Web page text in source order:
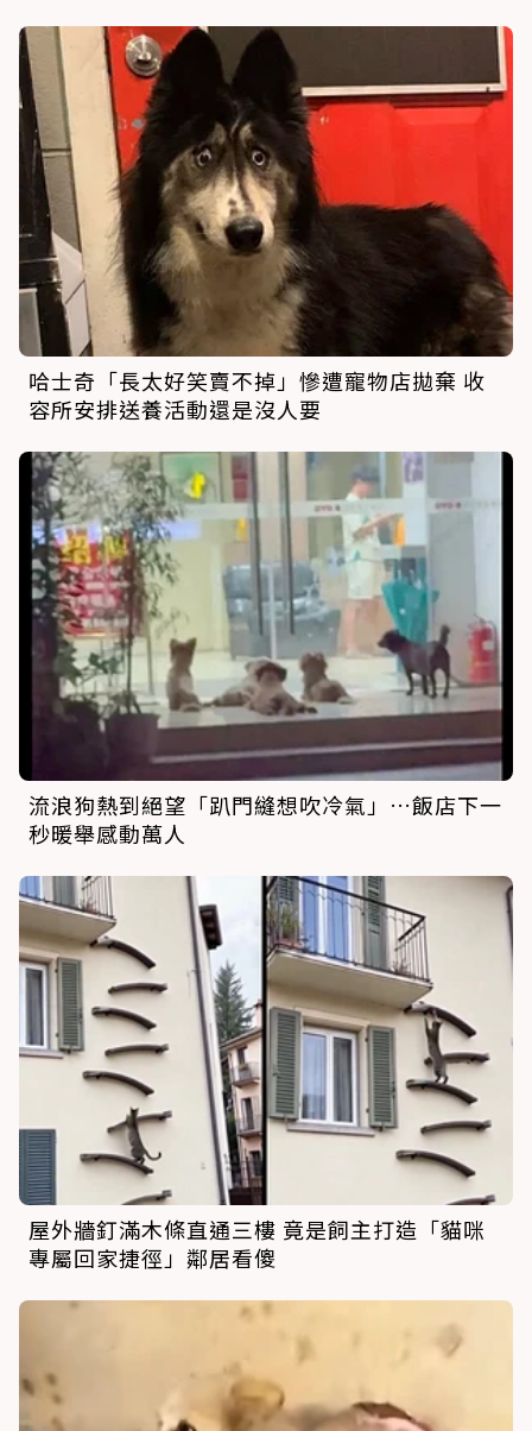
哈士奇「長太好笑賣不掉」慘遭寵物店拋棄 收
容所安排送養活動還是沒人要
流浪狗熱到絕望「趴門縫想吹冷氣」…飯店下一
秒暖舉感動萬人
屋外牆釘滿木條直通三樓 竟是飼主打造「貓咪
專屬回家捷徑」鄰居看傻